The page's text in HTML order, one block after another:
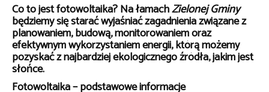
Co to jest fotowoltaika? Na łamachZielonej Gminy
będziemy się starać wyjaśniać zagadnienia związane z
planowaniem, budową, monitorowaniem oraz
efektywnym wykorzystaniem energii, którą możemy
pozyskać z najbardziej ekologicznego źródła, jakim jest
słońce.
Fotowoltaika – podstawowe informacje